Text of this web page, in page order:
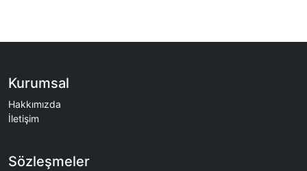
Kurumsal
Hakkımızda
İletişim
Sözleşmeler